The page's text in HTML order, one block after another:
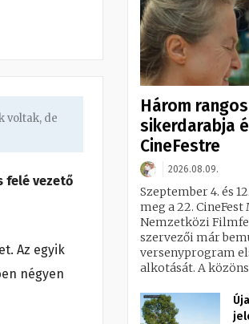
voltak, de
felé vezető
Az egyik
négyen
Három
sikerdarabja
CineFestre
2026.08.09.
Szeptember 4. és
meg a 22.
Nemzetközi
szervezői már
versenyprogram
alkotását. A